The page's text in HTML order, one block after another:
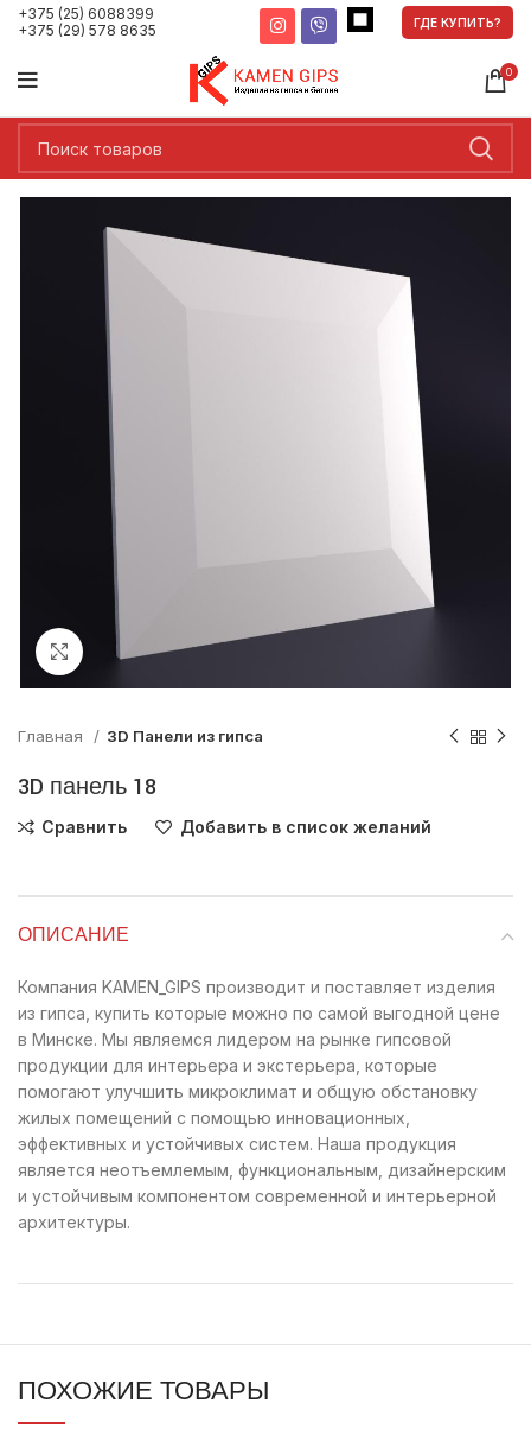
+375 (25) 6088399
+375 (29) 578 8635
ГДЕ КУПИТЬ?
0
Нажмите, чтобы увеличить
Главная 3D Панели из гипса
3D панель 18
Сравнить Добавить в список желаний
ОПИСАНИЕ
Компания KAMEN_GIPS производит и поставляет изделия
из гипса, купить которые можно по самой выгодной цене
в Минске. Мы являемся лидером на рынке гипсовой
продукции для интерьера и экстерьера, которые
помогают улучшить микроклимат и общую обстановку
жилых помещений с помощью инновационных,
эффективных и устойчивых систем. Наша продукция
является неотъемлемым, функциональным, дизайнерским
и устойчивым компонентом современной и интерьерной
архитектуры.
ПОХОЖИЕ ТОВАРЫ